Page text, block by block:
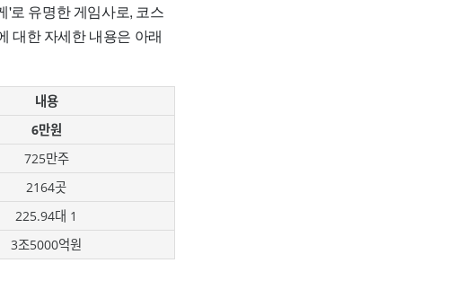
'로 유명한 게임사로, 코스
대한 자세한 내용은 아래
내용
6만원
725만주
2164곳
225.94대 1
3조5000억원